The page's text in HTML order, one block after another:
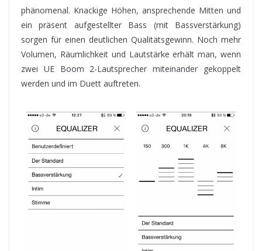
phänomenal. Knackige Höhen, ansprechende Mitten und
ein präsent aufgestellter Bass (mit Bassverstärkung)
sorgen für einen deutlichen Qualitätsgewinn. Noch mehr
Volumen, Räumlichkeit und Lautstärke erhält man, wenn
zwei UE Boom 2-Lautsprecher miteinander gekoppelt
werden und im Duett auftreten.